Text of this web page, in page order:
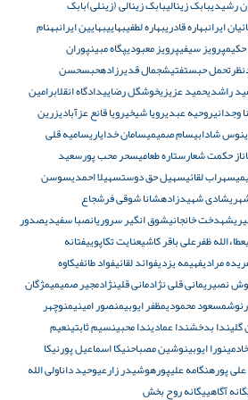
رشیدیبابک زینالیبابک زینالی (زینلی)بابک
ایرانبهاره قادریبهاره لطفیبهاییبهایین ایرانبهنام
پرویز سیفیپرویز معبودیپگاه مبینپوران
تحمل حبستفتیشجمال قدیرزادهحبسحسن
راشدیحمید عزیزیخوشگل رضاییدادگاه انقلابرامین
وجدانیروحیه عبدیرویا شیخیرویا قانع عزآبادیزرین
شادابیسام صمیمیسامان خدایاریسامیه قلی
حکمت شعارستاره طعامیسحر محب پورسعید
سهراب لقائیسهیل حق دوستسهیلا احمدیسوسن
شادی شهیدزادهشانا شوقی فرشجاع
شهدخت خانجانیشوق انگیر سروریانصبا سفیدیصدور
عطاءالله ظفرعلی باقر کاشیعنایت تکاپوییفتانه
مرادیفهیمه یزدیفوائد لقائیفواد طائفیکاوه
نصیریمانی قلی نژادمانی قلینژادمجیر صمیمیمژگان
مسعود محمودیمظفر ایوبیمنصور امینیمنوچهر
گلیندا بدخشندا عمادیندا محبینسیم ثابتینعیم
نورا ایوبینوشین مصباحنیکا اسماعیل‌ پورنیکا
پورهنگامه علیپورهوشیدر زارعیوحید داناولی الله
آگاهییگانه روح بخش